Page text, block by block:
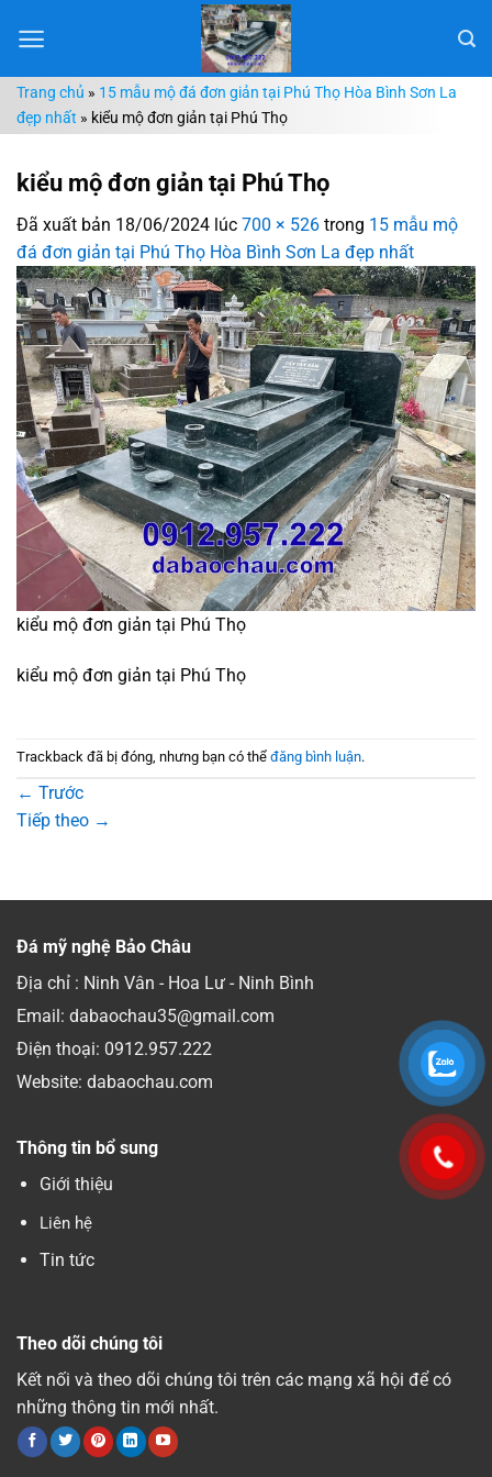
đến
dungTrang chủ » 15 mẫu mộ đá đơn giản tại Phú Thọ Hòa Bình Sơn La
đẹp nhất » kiểu mộ đơn giản tại Phú Thọ
kiểu mộ đơn giản tại Phú Thọ
Đã xuất bản 18/06/2024 lúc 700 × 526 trong 15 mẫu mộ
đá đơn giản tại Phú Thọ Hòa Bình Sơn La đẹp nhất
kiểu mộ đơn giản tại Phú Thọ
kiểu mộ đơn giản tại Phú Thọ
Trackback đã bị đóng, nhưng bạn có thể đăng bình luận.
← Trước
Tiếp theo →
Đá mỹ nghệ Bảo Châu
Địa chỉ : Ninh Vân - Hoa Lư - Ninh Bình
Email: dabaochau35@gmail.com
Điện thoại: 0912.957.222
Website: dabaochau.com
Thông tin bổ sung
Giới thiệu
Liên hệ
Tin tức
Theo dõi chúng tôi
Kết nối và theo dõi chúng tôi trên các mạng xã hội để có
những thông tin mới nhất.